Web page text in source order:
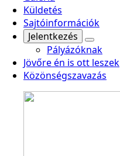
Küldetés
Sajtóinformációk
Jelentkezés
Pályázóknak
Jövőre én is ott leszek
Közönségszavazás